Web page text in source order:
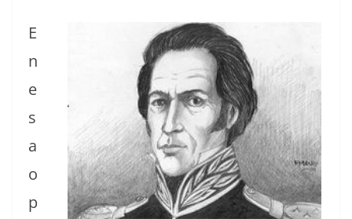
E
n
e
s
a
o
p